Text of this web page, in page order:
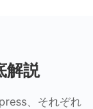
解説
、それぞれ